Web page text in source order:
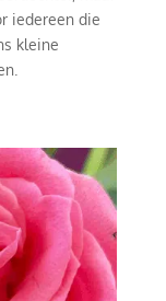
iedereen die
kleine